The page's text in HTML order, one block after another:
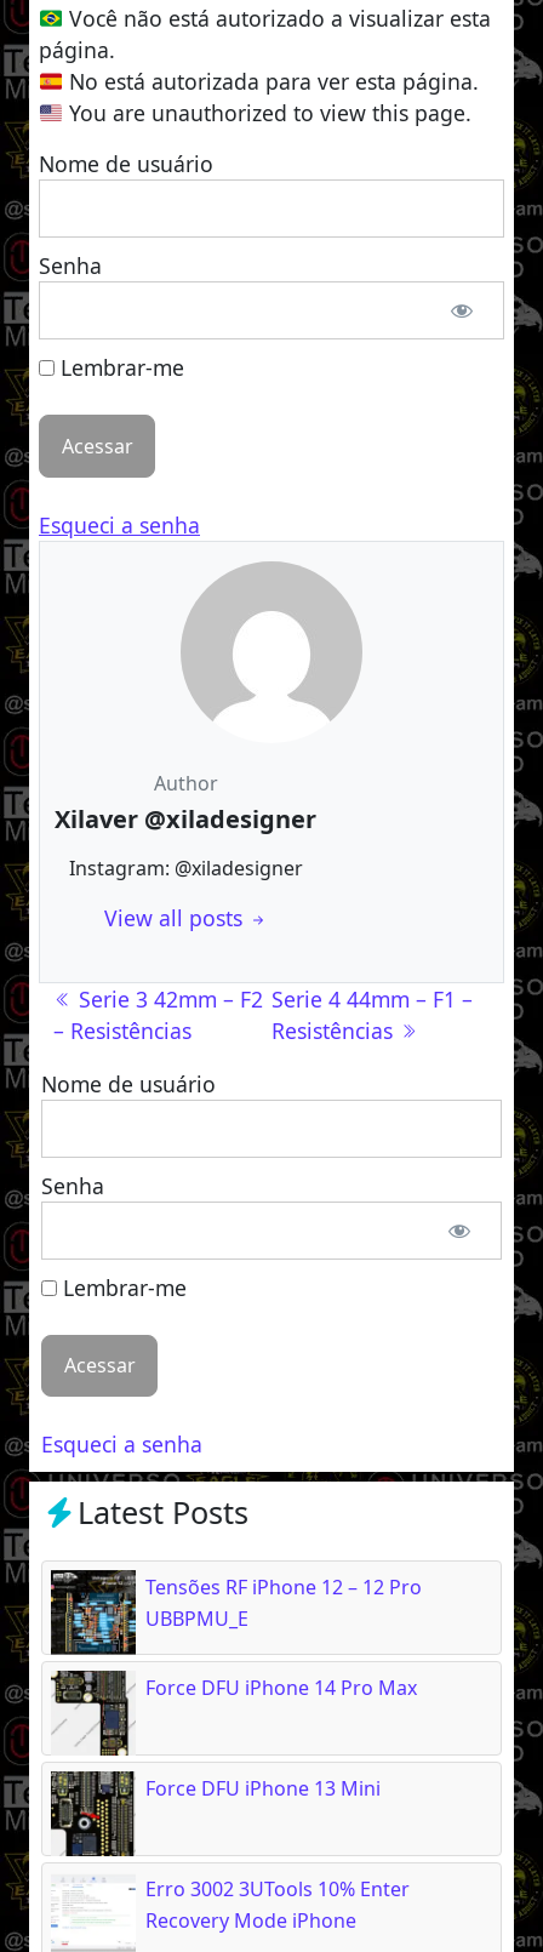
Você não está autorizado a visualizar esta
página.
No está autorizada para ver esta página.
You are unauthorized to view this page.
Nome de usuário
Senha
Lembrar-me
Esqueci a senha
Author
Xilaver @xiladesigner
Instagram: @xiladesigner
View all posts
Navegação de post
Serie 3 42mm – F2
– Resistências
Serie 4 44mm – F1 –
Resistências
Nome de usuário
Senha
Lembrar-me
Esqueci a senha
Latest Posts
Tensões RF iPhone 12 – 12 Pro
UBBPMU_E
Force DFU iPhone 14 Pro Max
Force DFU iPhone 13 Mini
Erro 3002 3UTools 10% Enter
Recovery Mode iPhone